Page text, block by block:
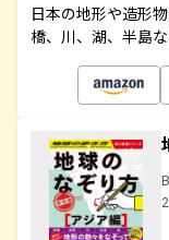
日本の地形や造形
橋、川、湖、半島